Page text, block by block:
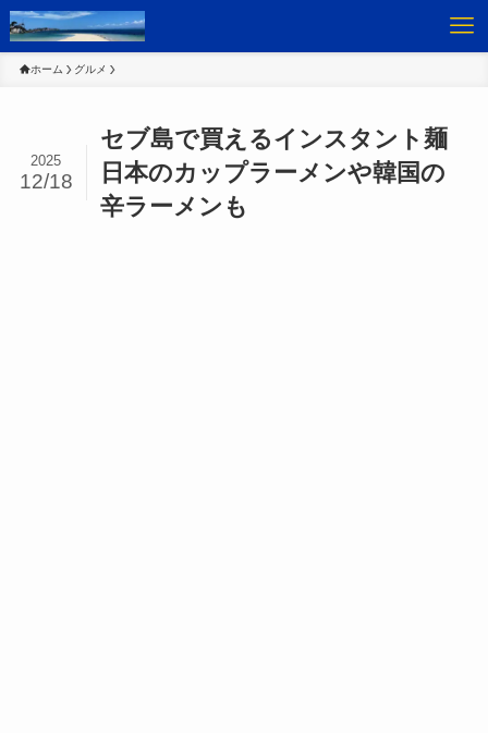
ホーム グルメ
セブ島で買えるインスタント麺
日本のカップラーメンや韓国の
辛ラーメンも
2025
12/18